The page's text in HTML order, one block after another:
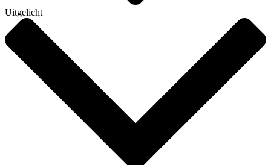
Uitgelicht